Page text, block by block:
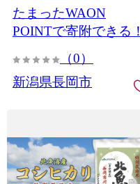
たまったWAON
POINTで寄附できる！
（0）
新潟県長岡市